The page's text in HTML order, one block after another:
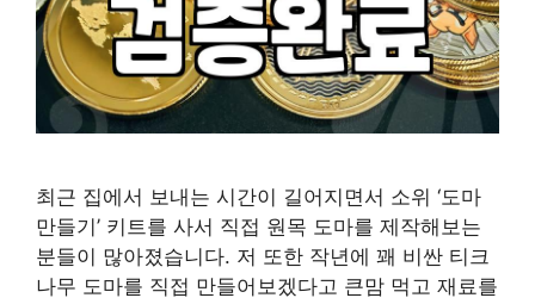
최근 집에서 보내는 시간이 길어지면서 소위 ‘도마
만들기’ 키트를 사서 직접 원목 도마를 제작해보는
분들이 많아졌습니다. 저 또한 작년에 꽤 비싼 티크
나무 도마를 직접 만들어보겠다고 큰맘 먹고 재료를